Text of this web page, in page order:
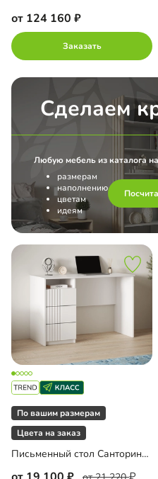
от 124 160
Заказать
Сделаем
Любую мебель из каталога
размерам
наполнению
цветам
идеям
По вашим размерам
Цвета на заказ
Письменный стол Санторини Лайф